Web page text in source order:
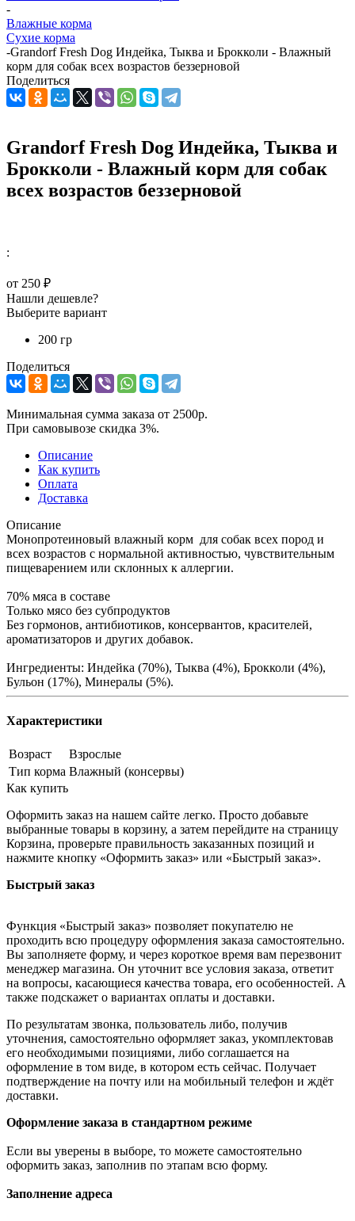
-
Влажные корма
Сухие корма
-Grandorf Fresh Dog Индейка, Тыква и Брокколи - Влажный
корм для собак всех возрастов беззерновой
Поделиться
Grandorf Fresh Dog Индейка, Тыква и
Брокколи - Влажный корм для собак
всех возрастов беззерновой
:
от 250 ₽
Нашли дешевле?
Выберите вариант
200 гр
Поделиться
Минимальная сумма заказа от 2500р.
При самовывозе скидка 3%.
Описание
Как купить
Оплата
Доставка
Описание
Монопротеиновый влажный корм для собак всех пород и
всех возрастов с нормальной активностью, чувствительным
пищеварением или склонных к аллергии.
70% мяса в составе
Только мясо без субпродуктов
Без гормонов, антибиотиков, консервантов, красителей,
ароматизаторов и других добавок.
Ингредиенты: Индейка (70%), Тыква (4%), Брокколи (4%),
Бульон (17%), Минералы (5%).
Характеристики
Возраст
Взрослые
Тип корма Влажный (консервы)
Как купить
Оформить заказ на нашем сайте легко. Просто добавьте
выбранные товары в корзину, а затем перейдите на страницу
Корзина, проверьте правильность заказанных позиций и
нажмите кнопку «Оформить заказ» или «Быстрый заказ».
Быстрый заказ
Функция «Быстрый заказ» позволяет покупателю не
проходить всю процедуру оформления заказа самостоятельно.
Вы заполняете форму, и через короткое время вам перезвонит
менеджер магазина. Он уточнит все условия заказа, ответит
на вопросы, касающиеся качества товара, его особенностей. А
также подскажет о вариантах оплаты и доставки.
По результатам звонка, пользователь либо, получив
уточнения, самостоятельно оформляет заказ, укомплектовав
его необходимыми позициями, либо соглашается на
оформление в том виде, в котором есть сейчас. Получает
подтверждение на почту или на мобильный телефон и ждёт
доставки.
Оформление заказа в стандартном режиме
Если вы уверены в выборе, то можете самостоятельно
оформить заказ, заполнив по этапам всю форму.
Заполнение адреса